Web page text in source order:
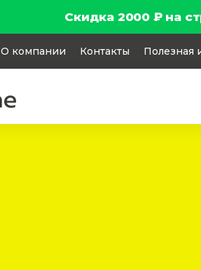
Скидка 2000 ₽ на
О компании Контакты Полезная